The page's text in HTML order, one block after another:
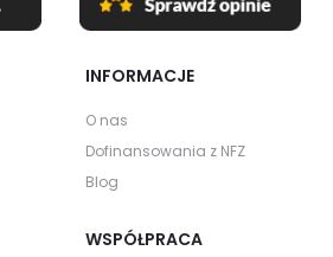
INFORMACJE
O nas
Dofinansowania z NFZ
Blog
WSPÓŁPRACA